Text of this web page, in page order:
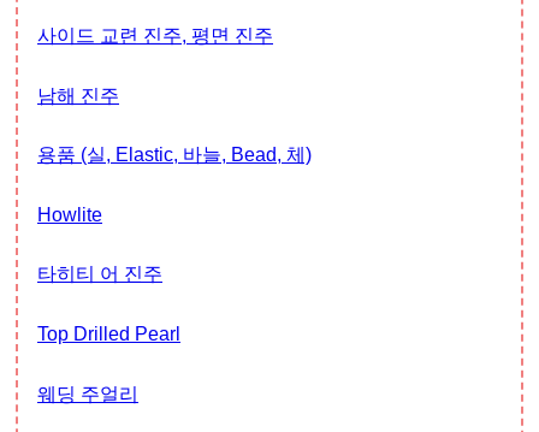
사이드 교련 진주, 평면 진주
남해 진주
용품 (실, Elastic, 바늘, Bead, 체)
Howlite
타히티 어 진주
Top Drilled Pearl
웨딩 주얼리